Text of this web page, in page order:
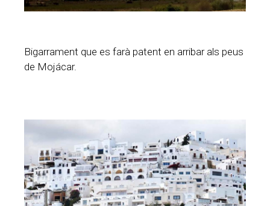
Bigarrament que es farà patent en arribar als peus
de Mojácar.